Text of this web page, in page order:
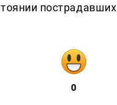
пострадавших
0